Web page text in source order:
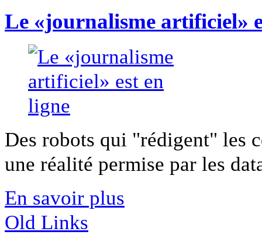
Le «journalisme artificiel»
Des robots qui "rédigent" les
une réalité permise par les
En savoir plus
Old Links